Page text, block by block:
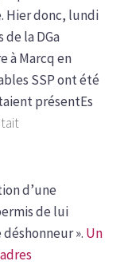
Hier donc, lundi
de la DGa
à Marcq en
SSP ont été
présentEs
d’une
de lui
». Un